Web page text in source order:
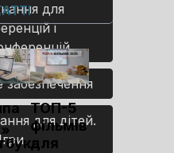
для
і
для дітей.
ТОП-5
фільмів
для